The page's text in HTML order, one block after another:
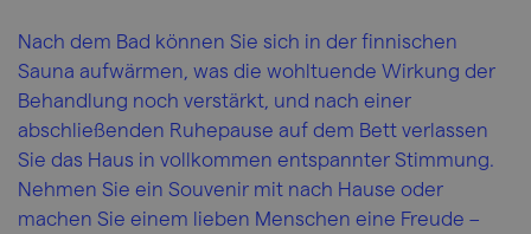
Nach dem Bad können Sie sich in der finnischen
Sauna aufwärmen, was die wohltuende Wirkung der
Behandlung noch verstärkt, und nach einer
abschließenden Ruhepause auf dem Bett verlassen
Sie das Haus in vollkommen entspannter Stimmung.
Nehmen Sie ein Souvenir mit nach Hause oder
machen Sie einem lieben Menschen eine Freude –